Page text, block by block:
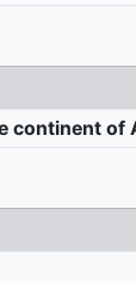
continent of